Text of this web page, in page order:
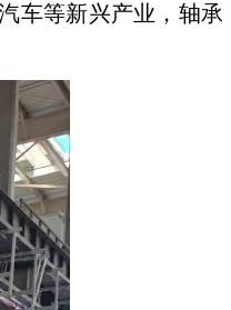
车等新兴产业，轴承